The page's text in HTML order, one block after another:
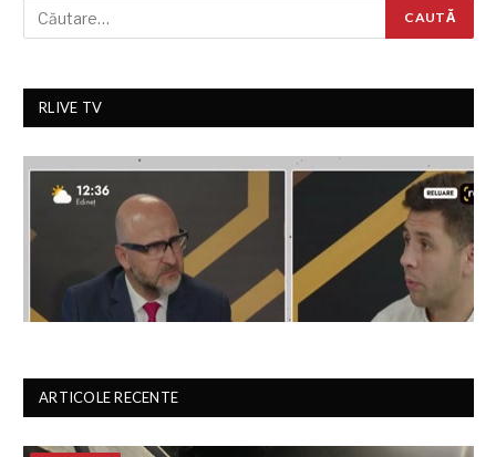
RLIVE TV
ARTICOLE RECENTE